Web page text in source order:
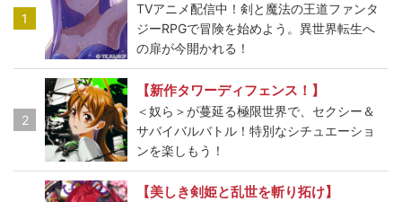
1
TVアニメ配信中！剣と魔法の王道ファンタ
ジーRPGで冒険を始めよう。異世界転生へ
の扉が今開かれる！
2
【新作タワーディフェンス！】
＜奴ら＞が蔓延る極限世界で、セクシー＆
サバイバルバトル！特別なシチュエーショ
ンを楽しもう！
【美しき剣姫と乱世を斬り拓け】